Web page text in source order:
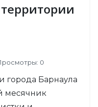
территории
0
города Барнаула
месячник